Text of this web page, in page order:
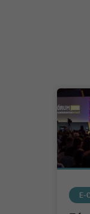
E-